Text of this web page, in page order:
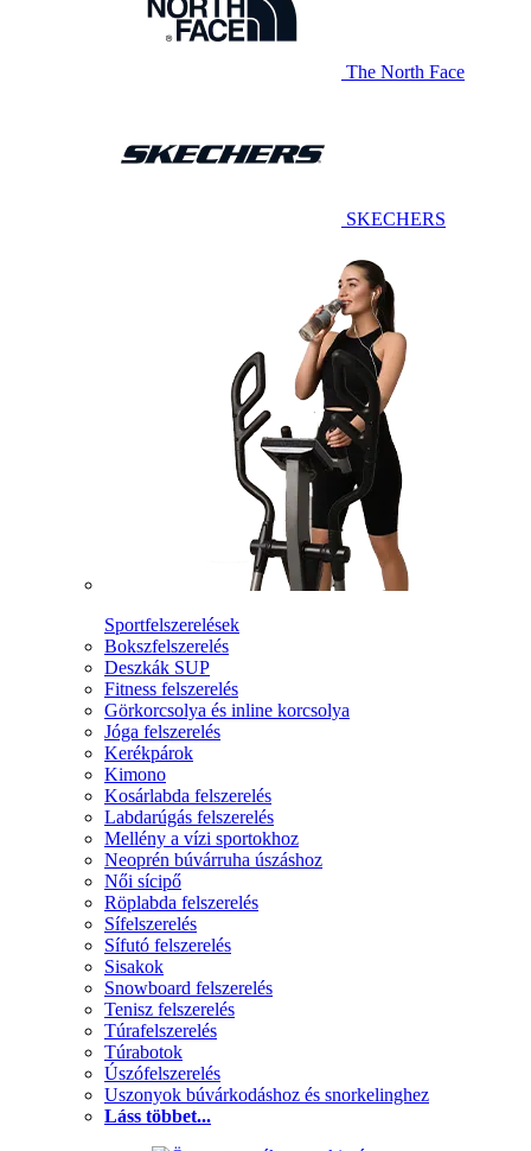
The North Face
SKECHERS
Sportfelszerelések
Bokszfelszerelés
Deszkák SUP
Fitness felszerelés
Görkorcsolya és inline korcsolya
Jóga felszerelés
Kerékpárok
Kimono
Kosárlabda felszerelés
Labdarúgás felszerelés
Mellény a vízi sportokhoz
Neoprén búvárruha úszáshoz
Női sícipő
Röplabda felszerelés
Sífelszerelés
Sífutó felszerelés
Sisakok
Snowboard felszerelés
Tenisz felszerelés
Túrafelszerelés
Túrabotok
Úszófelszerelés
Uszonyok búvárkodáshoz és snorkelinghez
Láss többet...